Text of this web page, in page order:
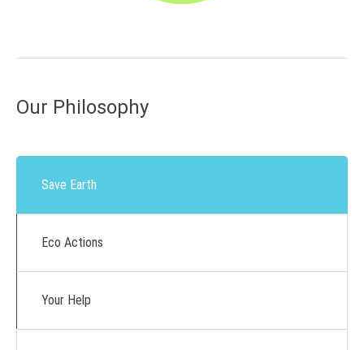
Our Philosophy
Save Earth
Eco Actions
Your Help